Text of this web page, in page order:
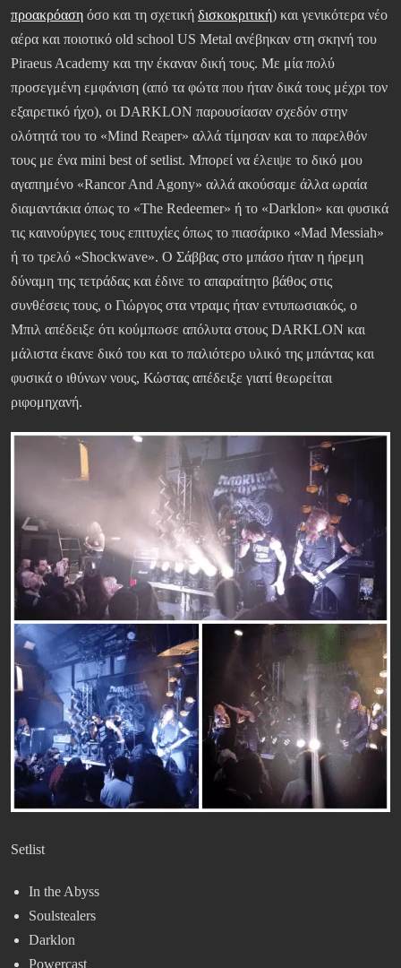
προακρόαση όσο και τη σχετική δισκοκριτική) και γενικότερα νέο
αέρα και ποιοτικό old school US Metal ανέβηκαν στη σκηνή του
Piraeus Academy και την έκαναν δική τους. Με μία πολύ
προσεγμένη εμφάνιση (από τα φώτα που ήταν δικά τους μέχρι τον
εξαιρετικό ήχο), οι DARKLON παρουσίασαν σχεδόν στην
ολότητά του το «Mind Reaper» αλλά τίμησαν και το παρελθόν
τους με ένα mini best of setlist. Μπορεί να έλειψε το δικό μου
αγαπημένο «Rancor And Agony» αλλά ακούσαμε άλλα ωραία
διαμαντάκια όπως το «The Redeemer» ή το «Darklon» και φυσικά
τις καινούργιες τους επιτυχίες όπως το πιασάρικο «Mad Messiah»
ή το τρελό «Shockwave». Ο Σάββας στο μπάσο ήταν η ήρεμη
δύναμη της τετράδας και έδινε το απαραίτητο βάθος στις
συνθέσεις τους, ο Γιώργος στα ντραμς ήταν εντυπωσιακός, ο
Μπιλ απέδειξε ότι κούμπωσε απόλυτα στους DARKLON και
μάλιστα έκανε δικό του και το παλιότερο υλικό της μπάντας και
φυσικά ο ιθύνων νους, Κώστας απέδειξε γιατί θεωρείται
ριφομηχανή.
Setlist
In the Abyss
Soulstealers
Darklon
Powercast